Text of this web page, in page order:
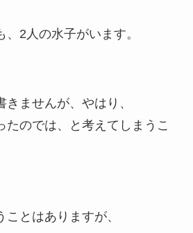
2人の水子がいます。
ませんが、やはり、
たのでは、と考えてしまうこ
とはありますが、